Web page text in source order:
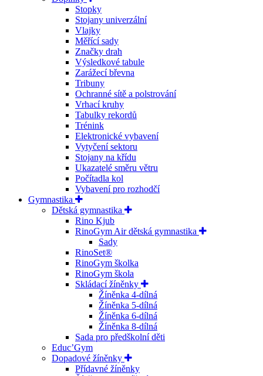
Stopky
Stojany univerzální
Vlajky
Měřící sady
Značky drah
Výsledkové tabule
Zarážecí břevna
Tribuny
Ochranné sítě a polstrování
Vrhací kruhy
Tabulky rekordů
Trénink
Elektronické vybavení
Vytyčení sektoru
Stojany na křídu
Ukazatelé směru větru
Počítadla kol
Vybavení pro rozhodčí
Gymnastika
Dětská gymnastika
Rino Kjub
RinoGym Air dětská gymnastika
Sady
RinoSet®
RinoGym školka
RinoGym škola
Skládací žíněnky
Žíněnka 4-dílná
Žíněnka 5-dílná
Žíněnka 6-dílná
Žíněnka 8-dílná
Sada pro předškolní děti
Educ’Gym
Dopadové žíněnky
Přídavné žíněnky